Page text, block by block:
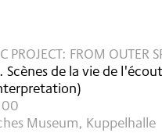
PROJECT: FROM OUTER
de la vie de
Museum, Kuppelhalle